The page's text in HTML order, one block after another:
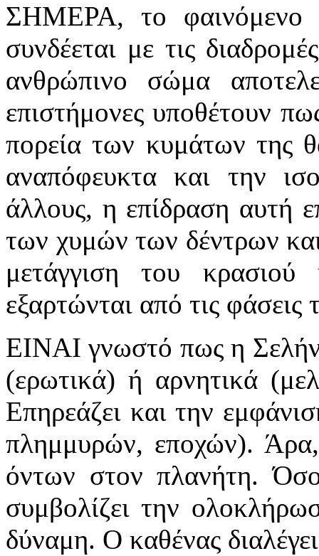
ΣΗΜΕΡΑ, το φαινόμενο
συνδέεται με τις
ανθρώπινο σώμα
επιστήμονες υποθέτουν
πορεία των κυμάτων της
αναπόφευκτα και την
άλλους, η επίδραση αυτή
των χυμών των δέντρων
μετάγγιση του
εξαρτώνται από τις φάσεις
ΕΙΝΑΙ γνωστό πως η
(ερωτικά) ή αρνητικά
Επηρεάζει και την
πλημμυρών, εποχών).
όντων στον πλανήτη.
συμβολίζει την
δύναμη. Ο καθένας